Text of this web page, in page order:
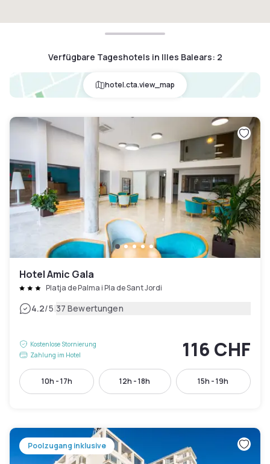
Verfügbare Tageshotels in Illes Balears: 2
hotel.cta.view_map
Hotel Amic Gala
Platja de Palma i Pla de Sant Jordi
4.2/5|37 Bewertungen
Kostenlose Stornierung
Zahlung im Hotel
116 CHF
10h - 17h 12h - 18h 15h - 19h
Poolzugang inklusive